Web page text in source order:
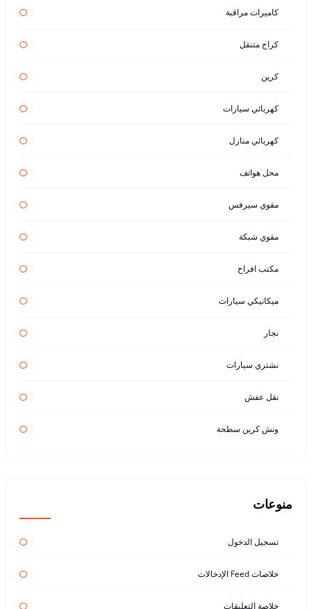
كاميرات مراقبة
كراج متنقل
كرين
كهربائي سيارات
كهربائي منازل
محل هواتف
مقوي سيرفس
مقوي شبكة
مكتب افراح
ميكانيكي سيارات
نجار
نشتري سيارات
نقل عفش
ونش كرين سطحة
منوعات
تسجيل الدخول
خلاصات Feed الإدخالات
خلاصة التعليقات